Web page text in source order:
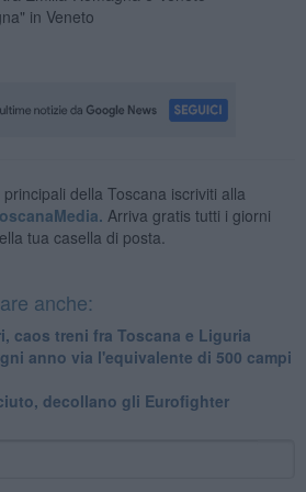
in Veneto
della Toscana iscriviti alla
Arriva gratis tutti i giorni
tua casella di posta.
anche:
caos treni fra Toscana e Liguria
anno via l'equivalente di 500 campi
decollano gli Eurofighter